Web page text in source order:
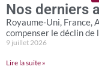
Nos derniers
Royaume-Uni, France,
compenser le déclin de
9 juillet 2026
Lire la suite »